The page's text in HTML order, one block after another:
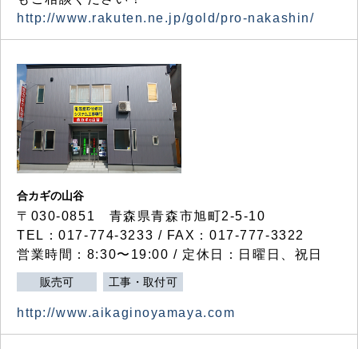
http://www.rakuten.ne.jp/gold/pro-nakashin/
合カギの山谷
〒030-0851 青森県青森市旭町2-5-10
TEL：017-774-3233 / FAX：017-777-3322
営業時間：8:30〜19:00 / 定休日：日曜日、祝日
販売可 工事・取付可
http://www.aikaginoyamaya.com